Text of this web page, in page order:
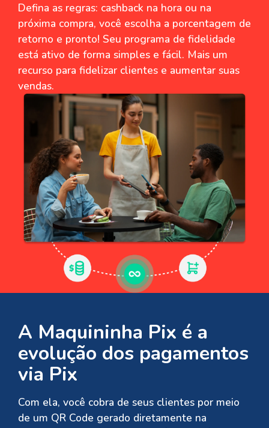
Defina as regras: cashback na hora ou na
próxima compra, você escolha a porcentagem de
retorno e pronto! Seu programa de fidelidade
está ativo de forma simples e fácil. Mais um
recurso para fidelizar clientes e aumentar suas
vendas.
A Maquininha Pix é a
evolução dos pagamentos
via Pix
Com ela, você cobra de seus clientes por meio
de um QR Code gerado diretamente na